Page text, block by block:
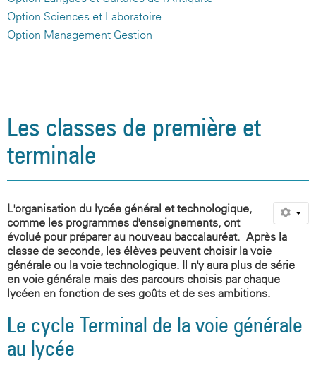
Option Sciences et Laboratoire
Option Management Gestion
Les classes de première et
terminale
L'organisation du lycée général et technologique,
comme les programmes d'enseignements, ont
évolué pour préparer au nouveau baccalauréat. Après la
classe de seconde, les élèves peuvent choisir la voie
générale ou la voie technologique. Il n'y aura plus de série
en voie générale mais des parcours choisis par chaque
lycéen en fonction de ses goûts et de ses ambitions.
Le cycle Terminal de la voie générale
au lycée